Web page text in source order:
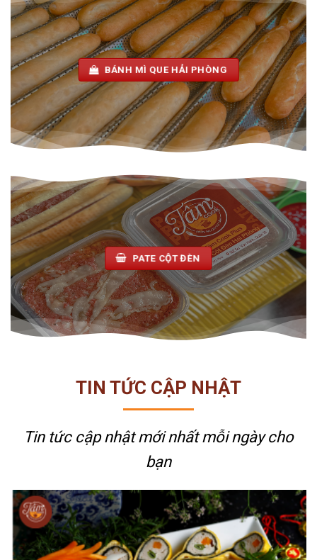
BÁNH MÌ QUE HẢI PHÒNG
PATE CỘT ĐÈN
TIN TỨC CẬP NHẬT
Tin tức cập nhật mới nhấtmỗi ngày cho
bạn